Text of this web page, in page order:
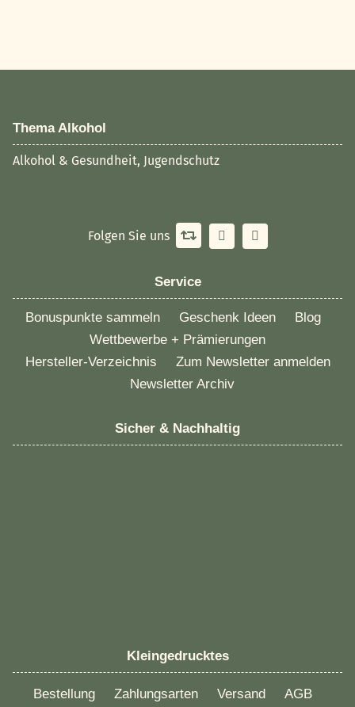
Thema Alkohol
Alkohol & Gesundheit, Jugendschutz
Folgen Sie uns
Service
Bonuspunkte sammeln Geschenk Ideen
Blog
Wettbewerbe + Prämierungen
Hersteller-Verzeichnis
Zum Newsletter anmelden
Newsletter Archiv
Sicher & Nachhaltig
Kleingedrucktes
Bestellung Zahlungsarten Versand AGB